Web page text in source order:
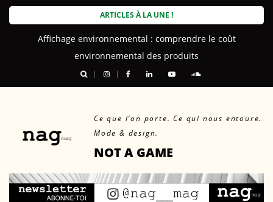
Skip
ARTICLES À LA UNE !
Affichage environnemental : comprendre le coût
environnemental des produits
Ce que l’on porte. Ce qui nous entoure.
Mode & design.
NOT A GAME